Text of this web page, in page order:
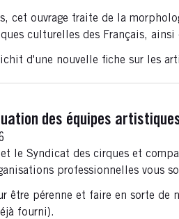
cet ouvrage traite de la
culturelles des Français,
d'une nouvelle fiche sur les
des équipes
le Syndicat des cirques et
professionnelles vous
être pérenne et faire en sorte de
fourni).